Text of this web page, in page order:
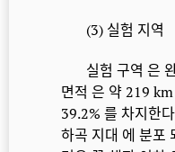
(3) 실험 지역
실험 구역 은 완
면적 은 약 219
39.2% 를 차지한
하곡 지대 에 분포